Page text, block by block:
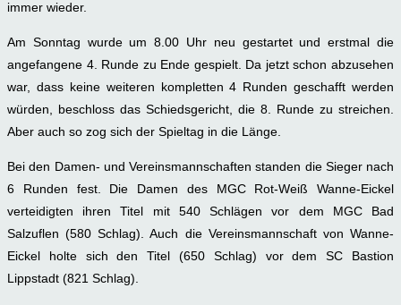
immer wieder.
Am Sonntag wurde um 8.00 Uhr neu gestartet und erstmal die
angefangene 4. Runde zu Ende gespielt. Da jetzt schon abzusehen
war, dass keine weiteren kompletten 4 Runden geschafft werden
würden, beschloss das Schiedsgericht, die 8. Runde zu streichen.
Aber auch so zog sich der Spieltag in die Länge.
Bei den Damen- und Vereinsmannschaften standen die Sieger nach
6 Runden fest. Die Damen des MGC Rot-Weiß Wanne-Eickel
verteidigten ihren Titel mit 540 Schlägen vor dem MGC Bad
Salzuflen (580 Schlag). Auch die Vereinsmannschaft von Wanne-
Eickel holte sich den Titel (650 Schlag) vor dem SC Bastion
Lippstadt (821 Schlag).